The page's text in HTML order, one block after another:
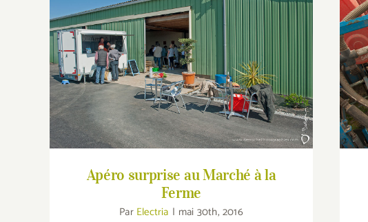
Apéro surprise au Marché à la Ferme
Apéro surprise au Marché à la
Ferme
Par Electria | mai 30th, 2016